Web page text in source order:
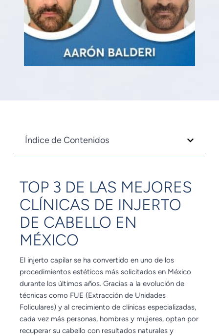
Índice de Contenidos
TOP 3 DE LAS MEJORES
CLÍNICAS DE INJERTO
DE CABELLO EN
MÉXICO
El injerto capilar se ha convertido en uno de los
procedimientos estéticos más solicitados en México
durante los últimos años. Gracias a la evolución de
técnicas como FUE (Extracción de Unidades
Foliculares) y al crecimiento de clínicas especializadas,
cada vez más personas, hombres y mujeres, optan por
recuperar su cabello con resultados naturales y